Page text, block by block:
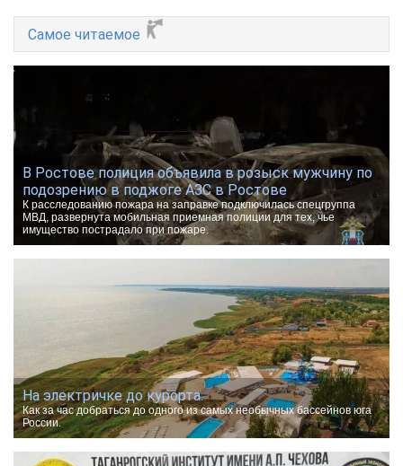
Самое читаемое
В Ростове полиция объявила в розыск мужчину по
подозрению в поджоге АЗС в Ростове
К расследованию пожара на заправке подключилась спецгруппа
МВД, развернута мобильная приемная полиции для тех, чье
имущество пострадало при пожаре.
На электричке до курорта.
Как за час добраться до одного из самых необычных бассейнов юга
России.